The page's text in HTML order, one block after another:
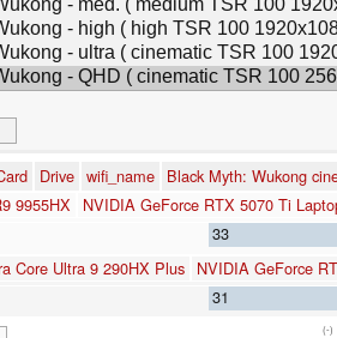
Drive wifi_name Black Myth: Wukong
9955HX
NVIDIA GeForce RTX 5070 Ti
33
Core Ultra 9 290HX Plus NVIDIA GeForce
31
(-)